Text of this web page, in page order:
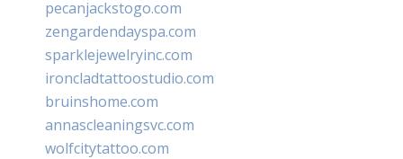
pecanjackstogo.com
zengardendayspa.com
sparklejewelryinc.com
ironcladtattoostudio.com
bruinshome.com
annascleaningsvc.com
wolfcitytattoo.com